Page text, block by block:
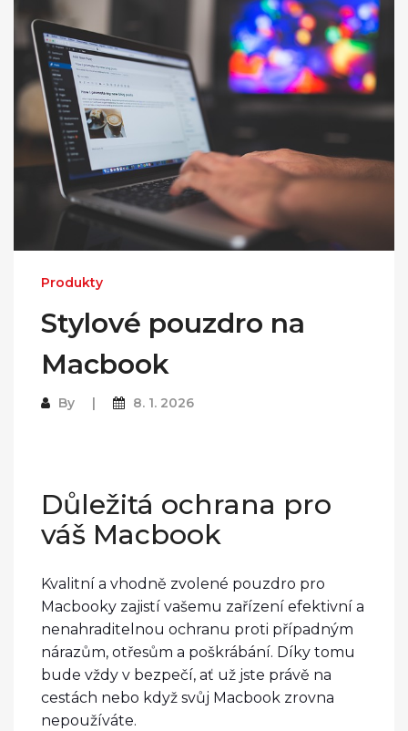
Produkty
Stylové pouzdro na
Macbook
By 8. 1. 2026
Důležitá ochrana pro
váš Macbook
Kvalitní a vhodně zvolené pouzdro pro
Macbooky zajistí vašemu zařízení efektivní a
nenahraditelnou ochranu proti případným
nárazům, otřesům a poškrábání. Díky tomu
bude vždy v bezpečí, ať už jste právě na
cestách nebo když svůj Macbook zrovna
nepoužíváte.